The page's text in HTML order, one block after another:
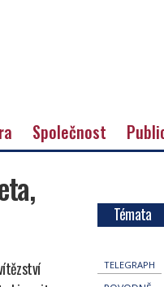
Společnost
Témata
TELEGRAPH